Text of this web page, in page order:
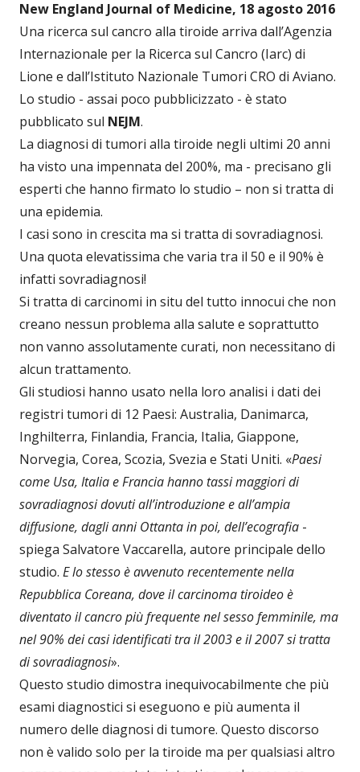
New England Journal of Medicine, 18 agosto 2016
Una ricerca sul cancro alla tiroide arriva dall’Agenzia
Internazionale per la Ricerca sul Cancro (Iarc) di
Lione e dall’Istituto Nazionale Tumori CRO di Aviano.
Lo studio - assai poco pubblicizzato - è stato
pubblicato sul NEJM.
La diagnosi di tumori alla tiroide negli ultimi 20 anni
ha visto una impennata del 200%, ma - precisano gli
esperti che hanno firmato lo studio – non si tratta di
una epidemia.
I casi sono in crescita ma si tratta di sovradiagnosi.
Una quota elevatissima che varia tra il 50 e il 90% è
infatti sovradiagnosi!
Si tratta di carcinomi in situ del tutto innocui che non
creano nessun problema alla salute e soprattutto
non vanno assolutamente curati, non necessitano di
alcun trattamento.
Gli studiosi hanno usato nella loro analisi i dati dei
registri tumori di 12 Paesi: Australia, Danimarca,
Inghilterra, Finlandia, Francia, Italia, Giappone,
Norvegia, Corea, Scozia, Svezia e Stati Uniti. «Paesi
come Usa, Italia e Francia hanno tassi maggiori di
sovradiagnosi dovuti all’introduzione e all’ampia
diffusione, dagli anni Ottanta in poi, dell’ecografia -
spiega Salvatore Vaccarella, autore principale dello
studio. E lo stesso è avvenuto recentemente nella
Repubblica Coreana, dove il carcinoma tiroideo è
diventato il cancro più frequente nel sesso femminile, ma
nel 90% dei casi identificati tra il 2003 e il 2007 si tratta
di sovradiagnosi».
Questo studio dimostra inequivocabilmente che più
esami diagnostici si eseguono e più aumenta il
numero delle diagnosi di tumore. Questo discorso
non è valido solo per la tiroide ma per qualsiasi altro